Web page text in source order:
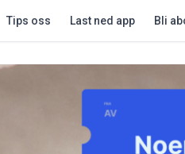
Tips oss Last ned app Bli